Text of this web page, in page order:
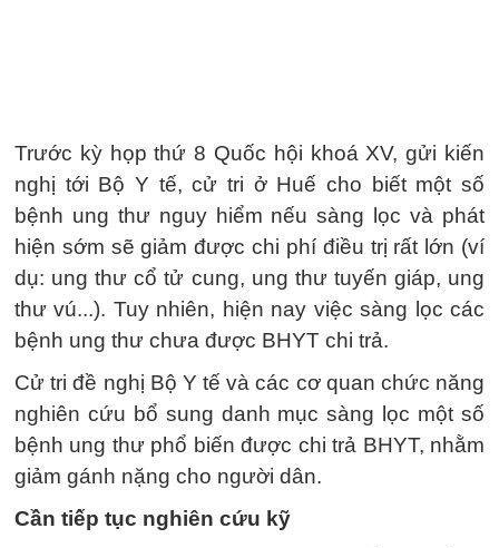
Trước kỳ họp thứ 8 Quốc hội khoá XV, gửi kiến
nghị tới Bộ Y tế, cử tri ở Huế cho biết một số
bệnh ung thư nguy hiểm nếu sàng lọc và phát
hiện sớm sẽ giảm được chi phí điều trị rất lớn (ví
dụ: ung thư cổ tử cung, ung thư tuyến giáp, ung
thư vú...). Tuy nhiên, hiện nay việc sàng lọc các
bệnh ung thư chưa được BHYT chi trả.
Cử tri đề nghị Bộ Y tế và các cơ quan chức năng
nghiên cứu bổ sung danh mục sàng lọc một số
bệnh ung thư phổ biến được chi trả BHYT, nhằm
giảm gánh nặng cho người dân.
Cần tiếp tục nghiên cứu kỹ